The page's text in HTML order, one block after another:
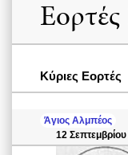
Εορτές
Κύριες Εορτές
Άγιος Αλμπέος
12 Σεπτεμβρίου